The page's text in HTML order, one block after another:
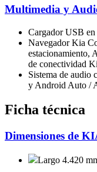
Multimedia y
Cargador USB en
Navegador Kia
estacionamiento,
de conectividad
Sistema de audio
y Android Auto /
Ficha técnica
Dimensiones de
Largo 4.420